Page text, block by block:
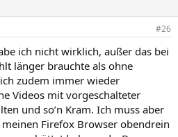
#26
ich nicht wirklich, außer das bei
länger brauchte als ohne
zudem immer wieder
Videos mit vorgeschalteter
und so’n Kram. Ich muss aber
Firefox Browser obendrein